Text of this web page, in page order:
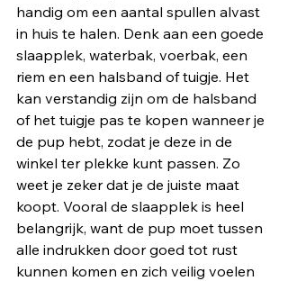
handig om een aantal spullen alvast
in huis te halen. Denk aan een goede
slaapplek, waterbak, voerbak, een
riem en een halsband of tuigje. Het
kan verstandig zijn om de halsband
of het tuigje pas te kopen wanneer je
de pup hebt, zodat je deze in de
winkel ter plekke kunt passen. Zo
weet je zeker dat je de juiste maat
koopt. Vooral de slaapplek is heel
belangrijk, want de pup moet tussen
alle indrukken door goed tot rust
kunnen komen en zich veilig voelen